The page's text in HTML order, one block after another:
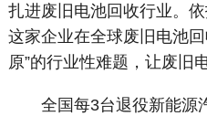
扎进废旧电池回收行业。
这家企业在全球废旧电池
原”的行业性难题，让废旧
全国每3台退役新能源